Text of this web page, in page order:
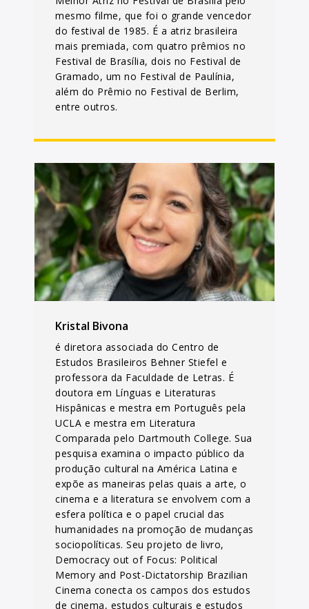
mesmo filme, que foi o grande vencedor
do festival de 1985. É a atriz brasileira
mais premiada, com quatro prêmios no
Festival de Brasília, dois no Festival de
Gramado, um no Festival de Paulínia,
além do Prêmio no Festival de Berlim,
entre outros.
Kristal Bivona
é diretora associada do Centro de
Estudos Brasileiros Behner Stiefel e
professora da Faculdade de Letras. É
doutora em Línguas e Literaturas
Hispânicas e mestra em Português pela
UCLA e mestra em Literatura
Comparada pelo Dartmouth College. Sua
pesquisa examina o impacto público da
produção cultural na América Latina e
expõe as maneiras pelas quais a arte, o
cinema e a literatura se envolvem com a
esfera política e o papel crucial das
humanidades na promoção de mudanças
sociopolíticas. Seu projeto de livro,
Democracy out of Focus: Political
Memory and Post-Dictatorship Brazilian
Cinema conecta os campos dos estudos
de cinema, estudos culturais e estudos